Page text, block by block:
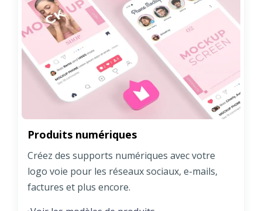
Produits numériques
Créez des supports numériques avec votre
logo voie pour les réseaux sociaux, e-mails,
factures et plus encore.